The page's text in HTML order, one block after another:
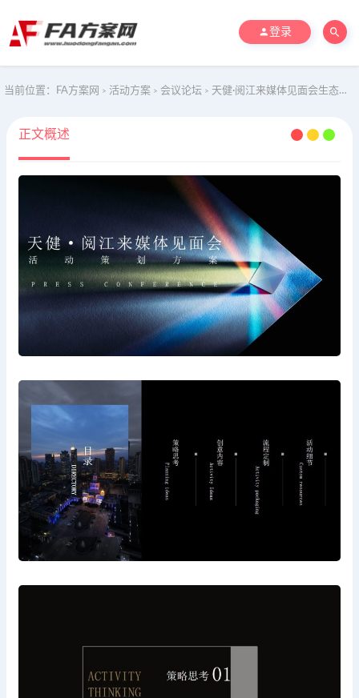
登录
当前位置： FA方案网 > 活动方案 > 会议论坛 > 天健·阅江来媒体见面会生态江景地产品牌发布会活动策划方案
正文概述